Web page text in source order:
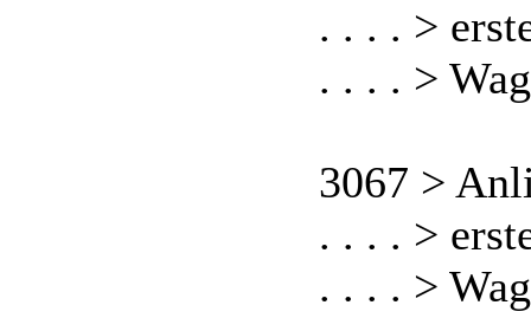
. . . . >
. . . . >
3067 >
. . . . >
. . . . >